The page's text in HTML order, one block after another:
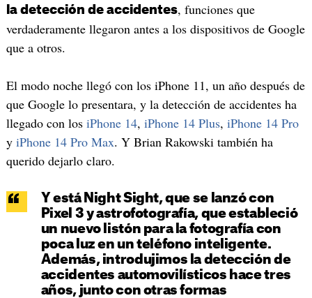
la detección de accidentes, funciones que
verdaderamente llegaron antes a los dispositivos de Google
que a otros.
El modo noche llegó con los iPhone 11, un año después de
que Google lo presentara, y la detección de accidentes ha
llegado con los iPhone 14, iPhone 14 Plus, iPhone 14 Pro
y iPhone 14 Pro Max. Y Brian Rakowski también ha
querido dejarlo claro.
Y está Night Sight, que se lanzó con
Pixel 3 y astrofotografía, que estableció
un nuevo listón para la fotografía con
poca luz en un teléfono inteligente.
Además, introdujimos la detección de
accidentes automovilísticos hace tres
años, junto con otras formas